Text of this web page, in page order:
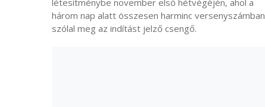
létesítménybe november első hétvégéjén, ahol a
három nap alatt összesen harminc versenyszámban
szólal meg az indítást jelző csengő.